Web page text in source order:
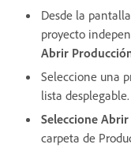
Desde la
proyecto
Abrir
Seleccione una
lista desplegable.
Seleccione Abrir
carpeta de